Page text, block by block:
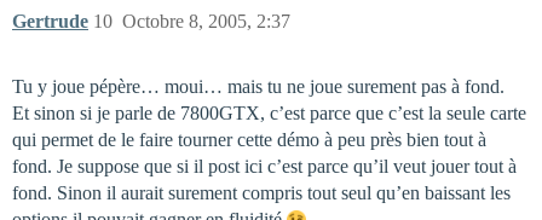
Gertrude Octobre 8, 2005, 2:37
10
Tu y joue pépère… moui… mais tu ne joue surement pas à fond.
Et sinon si je parle de 7800GTX, c’est parce que c’est la seule carte
qui permet de le faire tourner cette démo à peu près bien tout à
fond. Je suppose que si il post ici c’est parce qu’il veut jouer tout à
fond. Sinon il aurait surement compris tout seul qu’en baissant les